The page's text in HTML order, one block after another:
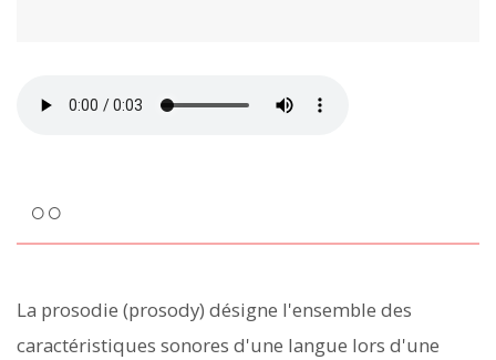
○○
La prosodie (prosody) désigne l'ensemble des
caractéristiques sonores d'une langue lors d'une